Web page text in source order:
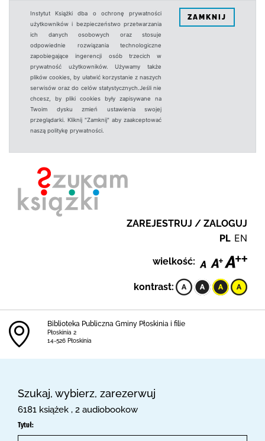
Instytut Książki dba o ochronę prywatności
użytkowników i bezpieczeństwo przetwarzania
ich danych osobowych oraz stosuje
odpowiednie rozwiązania technologiczne
zapobiegające ingerencji osób trzecich w
prywatność użytkowników. Używamy także
plików cookies, by ułatwić korzystanie z naszych
serwisów oraz do celów statystycznych.Jeśli nie
chcesz, by pliki cookies były zapisywane na
Twoim dysku zmień ustawienia swojej
przeglądarki. Kliknij "Zamknij" aby zaakceptować
naszą politykę prywatności.
ZAMKNIJ
ZAREJESTRUJ / ZALOGUJ
PL EN
wielkość:
kontrast:
Biblioteka Publiczna Gminy Płoskinia i filie
Płoskinia 2
14-526 Płoskinia
Szukaj, wybierz, zarezerwuj
6181 książek , 2 audiobookow
Tytuł: